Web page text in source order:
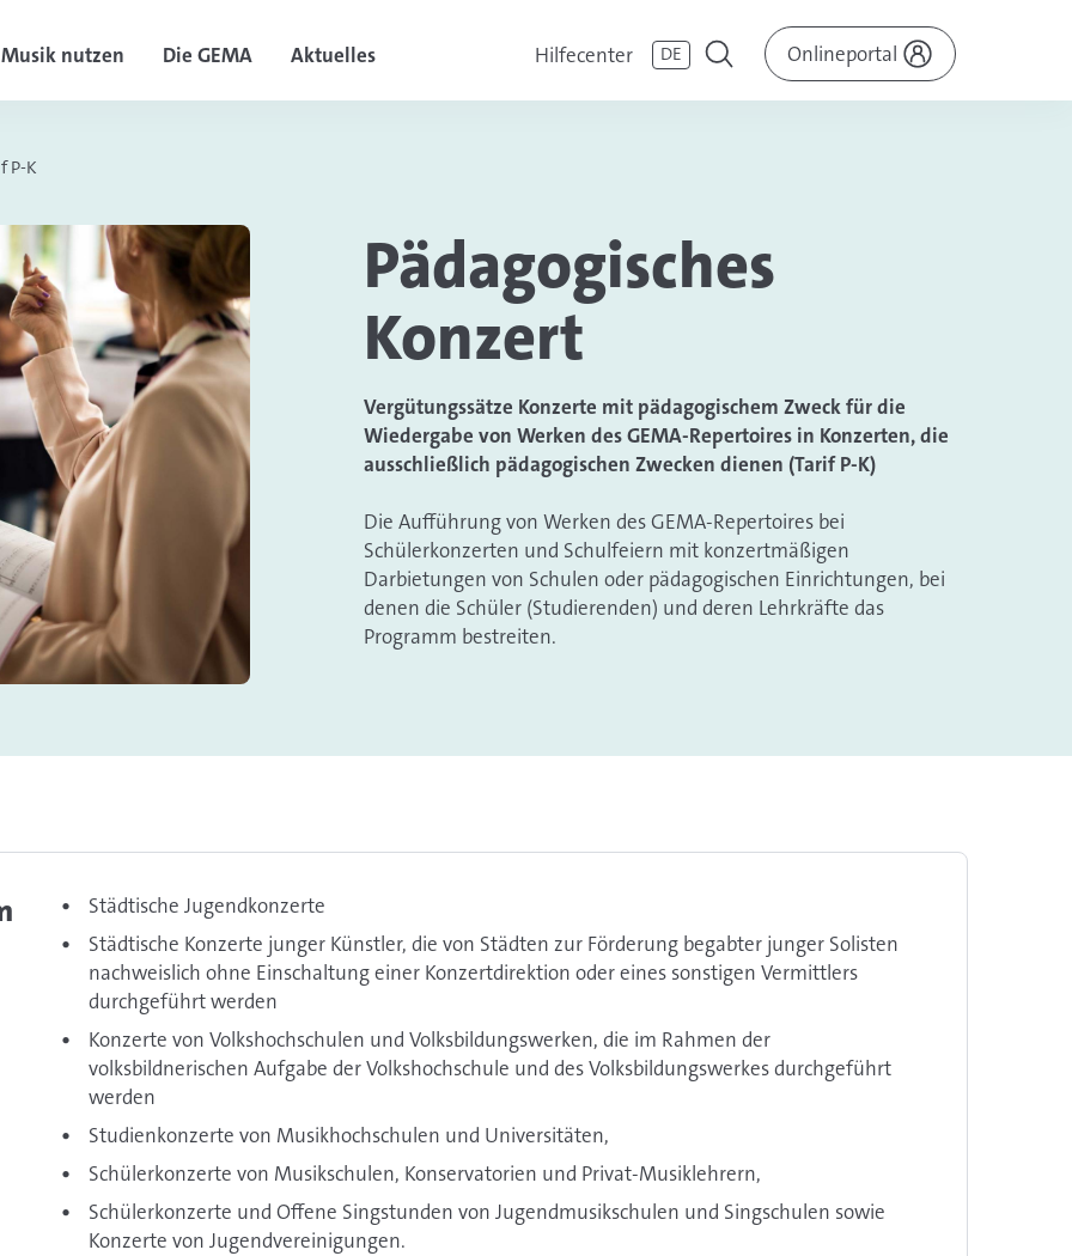
Musik nutzen Die GEMA Aktuelles Hilfecenter DE Onlineportal
P-K
Pädagogisches
Konzert
Vergütungssätze Konzerte mit pädagogischem Zweck für die
Wiedergabe von Werken des GEMA-Repertoires in Konzerten, die
ausschließlich pädagogischen Zwecken dienen (Tarif P-K)
Die Aufführung von Werken des GEMA-Repertoires bei
Schülerkonzerten und Schulfeiern mit konzertmäßigen
Darbietungen von Schulen oder pädagogischen Einrichtungen, bei
denen die Schüler (Studierenden) und deren Lehrkräfte das
Programm bestreiten.
Städtische Jugendkonzerte
Städtische Konzerte junger Künstler, die von Städten zur Förderung begabter junger Solisten
nachweislich ohne Einschaltung einer Konzertdirektion oder eines sonstigen Vermittlers
durchgeführt werden
Konzerte von Volkshochschulen und Volksbildungswerken, die im Rahmen der
volksbildnerischen Aufgabe der Volkshochschule und des Volksbildungswerkes durchgeführt
werden
Studienkonzerte von Musikhochschulen und Universitäten,
Schülerkonzerte von Musikschulen, Konservatorien und Privat-Musiklehrern,
Schülerkonzerte und Offene Singstunden von Jugendmusikschulen und Singschulen sowie
Konzerte von Jugendvereinigungen.